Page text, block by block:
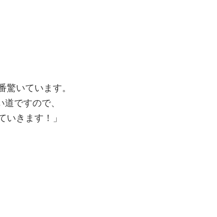
驚いています。
ですので、
きます！」